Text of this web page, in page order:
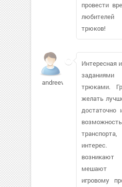
провести
трюков!
andreevsky629
Интересная
трюками.
желать
достаточно
интерес.
мешают
игровому